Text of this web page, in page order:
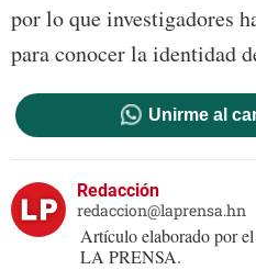
por lo que investigadores
para conocer la identidad
Unirme al
Redacción
redaccion@laprensa.hn
Artículo elaborado por
LA PRENSA.